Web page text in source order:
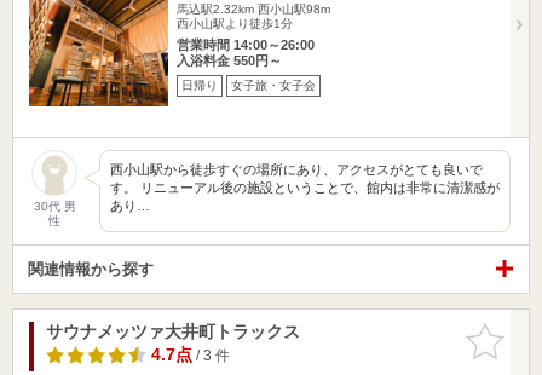
馬込駅2.32km 西小山駅98m
西小山駅より徒歩1分
営業時間 14:00～26:00
入浴料金 550円～
日帰り 女子旅・女子会
30代 男
性
西小山駅から徒歩すぐの場所にあり、アクセスがとても良いで
す。 リニューアル後の施設ということで、館内は非常に清潔感が
あり…
関連情報から探す
お気に入
りに追加
サウナメッツァ大井町トラックス
4.7点/ 3 件